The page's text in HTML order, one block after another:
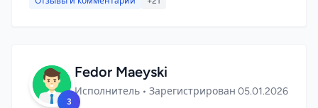
3
Fedor Maeyski
Исполнитель • Зарегистрирован 05.01.2026